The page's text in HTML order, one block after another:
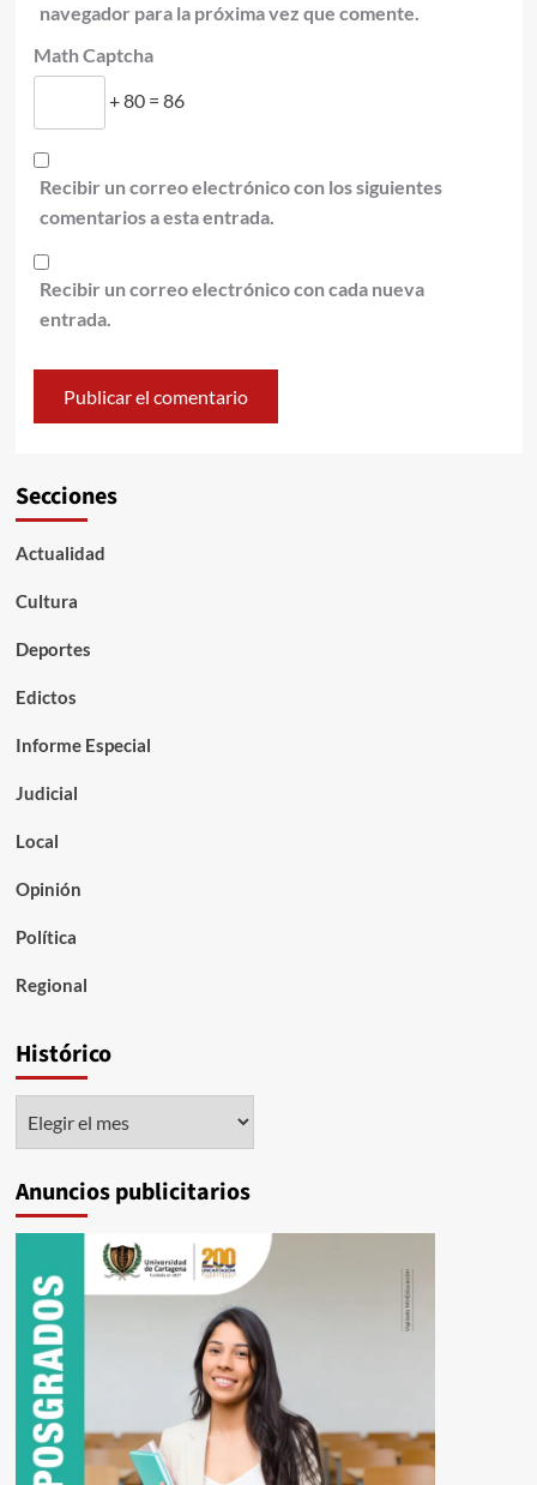
navegador para la próxima vez que comente.
Math Captcha
+ 80 = 86
Recibir un correo electrónico con los siguientes
comentarios a esta entrada.
Recibir un correo electrónico con cada nueva
entrada.
Secciones
Actualidad
Cultura
Deportes
Edictos
Informe Especial
Judicial
Local
Opinión
Política
Regional
Histórico
Anuncios publicitarios